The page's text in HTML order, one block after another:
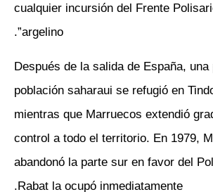
cualquier incursión del Frente
argelino”.
Después de la salida de España, una
población saharaui se refugió en
mientras que Marruecos extendió
control a todo el territorio. En 1979,
abandonó la parte sur en favor del
Rabat la ocupó inmediatamente.